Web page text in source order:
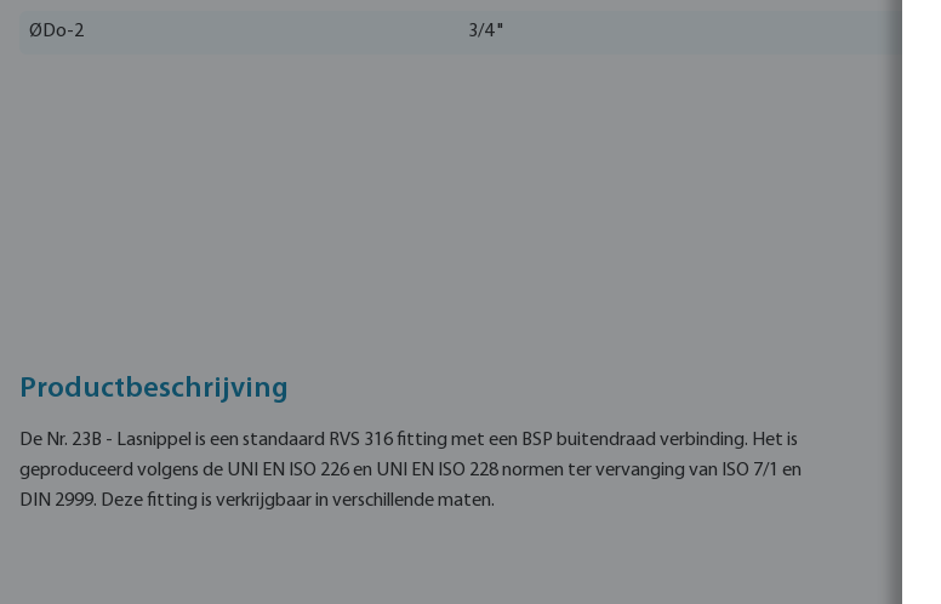
ØDo-2 3/4 "
Productbeschrijving
De Nr. 23B - Lasnippel is een standaard RVS 316 fitting met een BSP buitendraad verbinding. Het is
geproduceerd volgens de UNI EN ISO 226 en UNI EN ISO 228 normen ter vervanging van ISO 7/1 en
DIN 2999. Deze fitting is verkrijgbaar in verschillende maten.